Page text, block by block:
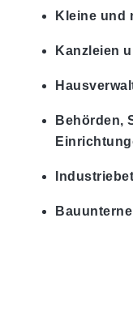
Kleine und
Kanzleien
Behörden,